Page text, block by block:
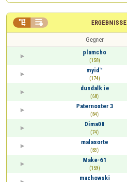
ERGEBNISSE
 
Gegner
plamcho
(158)
myid™
(174)
dundalk ie
(68)
Paternoster 3
(84)
Dima08
(74)
malasorte
(83)
Make-61
(159)
machowski